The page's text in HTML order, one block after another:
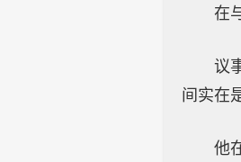
在
议
间实在
他